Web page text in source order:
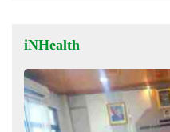
iNHealth